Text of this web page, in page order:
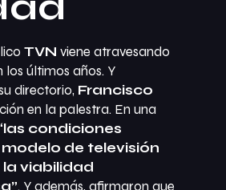
TVN viene atravesando
los últimos años. Y
directorio, Francisco
en la palestra. En una
condiciones
de televisión
viabilidad
. Y además, afirmaron que